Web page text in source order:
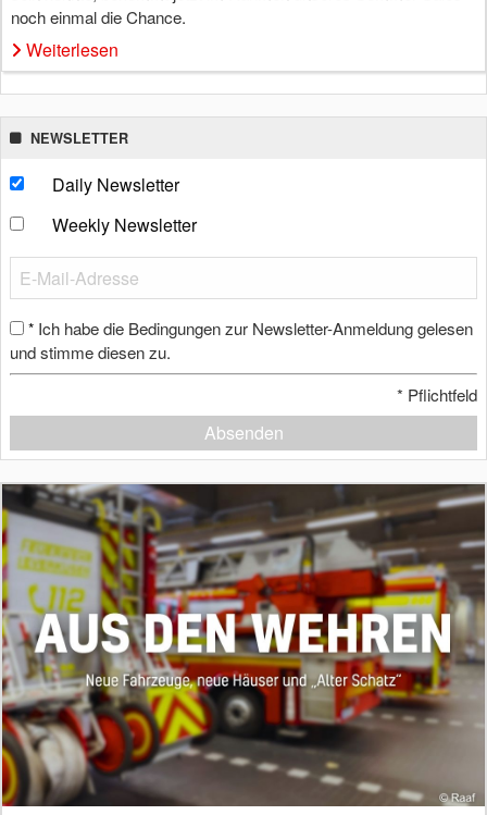
noch einmal die Chance.
Weiterlesen
NEWSLETTER
Daily Newsletter
Weekly Newsletter
* Ich habe die Bedingungen zur Newsletter-Anmeldung gelesen
und stimme diesen zu.
* Pflichtfeld
Absenden